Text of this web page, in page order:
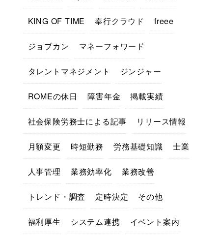
KING OF TIME 奉行クラウド freee
ジョブカン マネーフォワード
タレントマネジメント ジンジャー
ROMEの休日 障害年金 掲載実績
社会保険労務士による記事 リリース情報
月額変更 時短勤務 労務基礎知識 士業
人事管理 業務効率化 業務改善
トレンド・調査 定時決定 その他
福利厚生 システム連携 イベント案内